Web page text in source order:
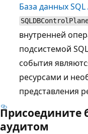
База данных
внутренней
подсистемой
события
ресурсами и
представления
Присоедините
аудитом